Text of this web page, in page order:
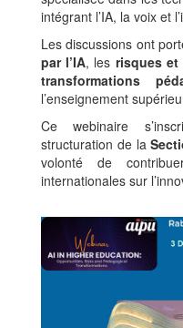
intégrant l’IA, la voix et
Les discussions ont
par l’IA, les risques et
transformations
l’enseignement
Ce webinaire
structuration de la
volonté de
internationales sur
Image